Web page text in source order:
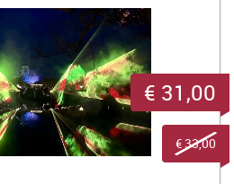
€ 31,00
€ 33,00